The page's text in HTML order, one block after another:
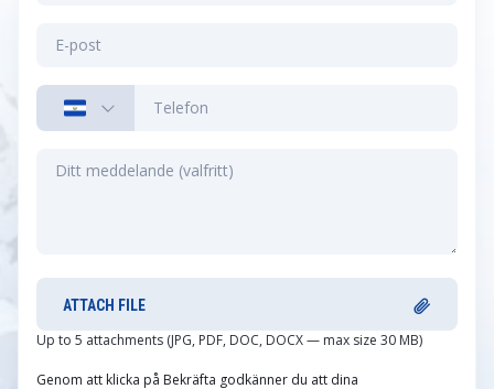
ATTACH FILE
Up to 5 attachments (JPG, PDF, DOC, DOCX — max size 30 MB)
Genom att klicka på Bekräfta godkänner du att dina